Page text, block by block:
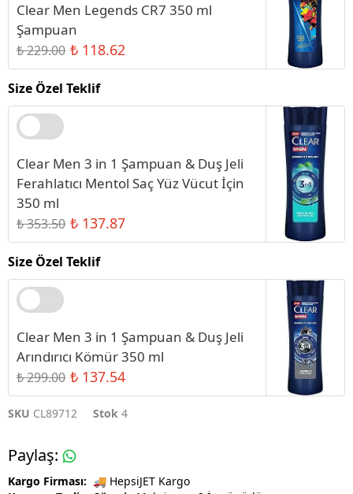
Clear Men Legends CR7 350 ml
Şampuan
₺ 229.00 ₺ 118.62
Size Özel Teklif
Clear Men 3 in 1 Şampuan & Duş Jeli
Ferahlatıcı Mentol Saç Yüz Vücut İçin
350 ml
₺ 353.50 ₺ 137.87
Size Özel Teklif
Clear Men 3 in 1 Şampuan & Duş Jeli
Arındırıcı Kömür 350 ml
₺ 299.00 ₺ 137.54
SKU CL89712 Stok 4
Paylaş:
Kargo Firması: 🚚 HepsiJET Kargo